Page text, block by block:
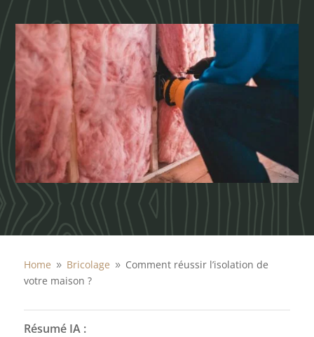
Home 9 Bricolage 9 Comment réussir l’isolation de
votre maison ?
Résumé IA :